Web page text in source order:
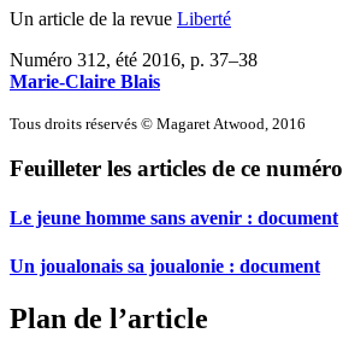
Un article de la revue Liberté
Numéro 312, été 2016, p. 37–38
Marie-Claire Blais
Tous droits réservés © Magaret Atwood, 2016
Feuilleter les articles de ce numéro
Le jeune homme sans avenir : document
Un joualonais sa joualonie : document
Plan de l’article